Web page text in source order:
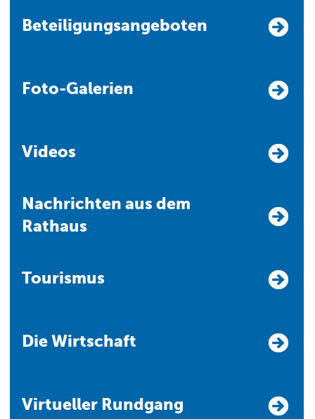
Beteiligungsangeboten
Foto-Galerien
Videos
Nachrichten aus dem
Rathaus
Tourismus
Die Wirtschaft
Virtueller Rundgang